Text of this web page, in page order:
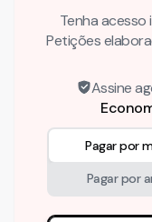
Tenha
Petições
Assine
Pagar por
Pagar por